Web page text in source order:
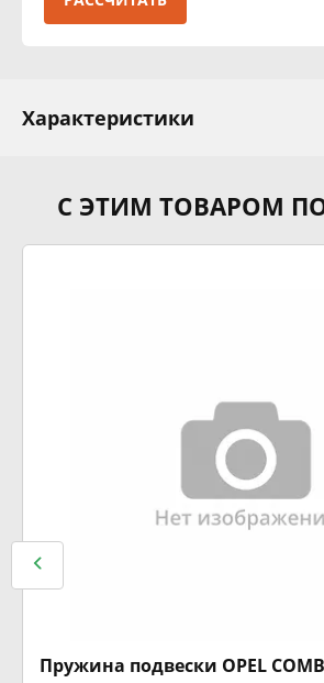
Характеристики
С ЭТИМ ТОВАРОМ
Пружина подвески OPEL